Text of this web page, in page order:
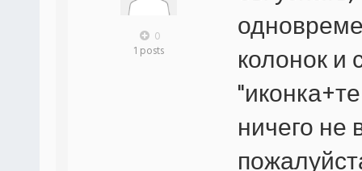
0
1 posts
колонок и
ничего